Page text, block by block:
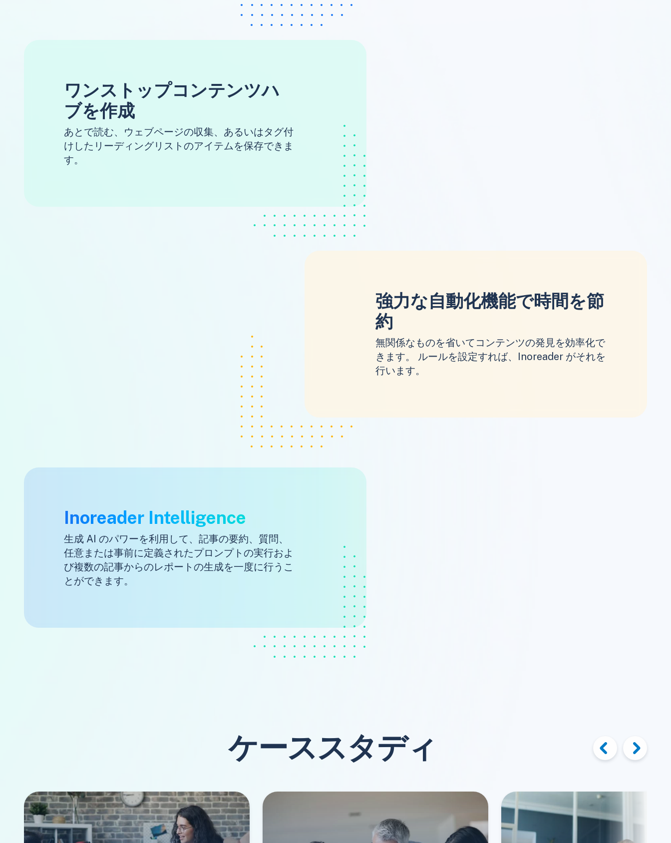
ワンストップコンテンツハ
ブを作成
あとで読む、ウェブページの収集、あるいはタグ付
けしたリーディングリストのアイテムを保存できま
す。
強力な自動化機能で時間を節
約
無関係なものを省いてコンテンツの発見を効率化で
きます。 ルールを設定すれば、Inoreader がそれを
行います。
Inoreader Intelligence
生成 AI のパワーを利用して、記事の要約、質問、
任意または事前に定義されたプロンプトの実行およ
び複数の記事からのレポートの生成を一度に行うこ
とができます。
ケーススタディ